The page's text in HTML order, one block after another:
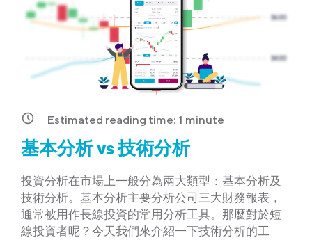
Estimated reading time: 1 minute
基本分析 vs 技術分析
投資分析在市場上一般分為兩大類型：基本分析及
技術分析。基本分析主要分析公司三大財務報表，
通常被用作長線投資的常用分析工具。那麼對於短
線投資者呢？今天我們來介紹一下技術分析的工